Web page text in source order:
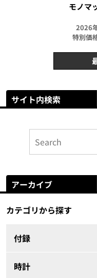
モノマ
2026
特別価
サイト内検索
アーカイブ
カテゴリから探す
付録
時計